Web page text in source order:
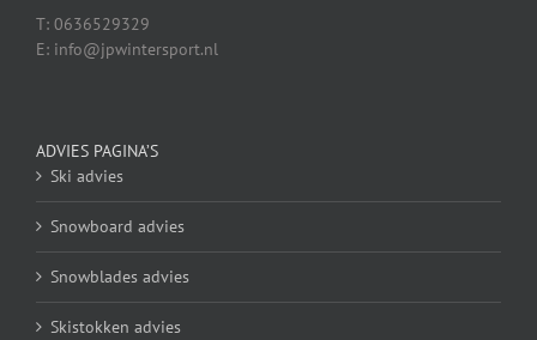
T: 0636529329
E: info@jpwintersport.nl
ADVIES PAGINA’S
Ski advies
Snowboard advies
Snowblades advies
Skistokken advies